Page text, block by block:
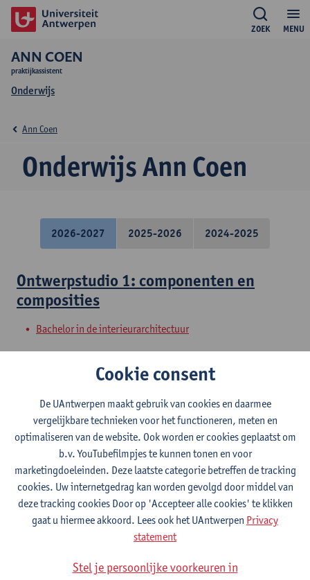
MENU
ZOEK
ANN COEN
praktijkassistent
Onderwijs
Onderwijs Ann Coen
Ann Coen
2026-2027 2025-2026 2024-2025
Ontwerpstudio 1: componenten en
composities
Bachelor in de interieurarchitectuur
Meubelconstructie en ergonomie
Voorbereidingsprogramma interieurarchitectuur
Ontwerpstudio 2: interieur als
bestaande ruimte
Bachelor in de interieurarchitectuur
Voorbereidingsprogramma interieurarchitectuur
Bachelor in de interieurarchitectuur
Cookie consent
De UAntwerpen maakt gebruik van cookies en daarmee
vergelijkbare technieken voor het functioneren, meten en
optimaliseren van de website. Ook worden er cookies geplaatst om
b.v. YouTubefilmpjes te kunnen tonen en voor
marketingdoeleinden. Deze laatste categorie betreffen de tracking
cookies. Uw internetgedrag kan worden gevolgd door middel van
deze tracking cookies Door op 'Accepteer alle cookies' te klikken
gaat u hiermee akkoord. Lees ook het UAntwerpen Privacy
statement
Stel je persoonlijke voorkeuren in